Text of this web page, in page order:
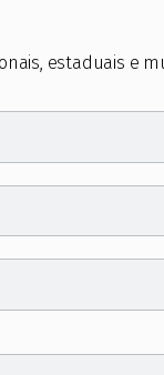
estaduais e